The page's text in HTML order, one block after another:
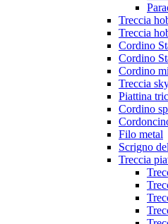
Treccia
Treccia
Cordino
Cordino
Cordino
Treccia
Piattina
Cordino
Filo metal
Scrigno
Treccia